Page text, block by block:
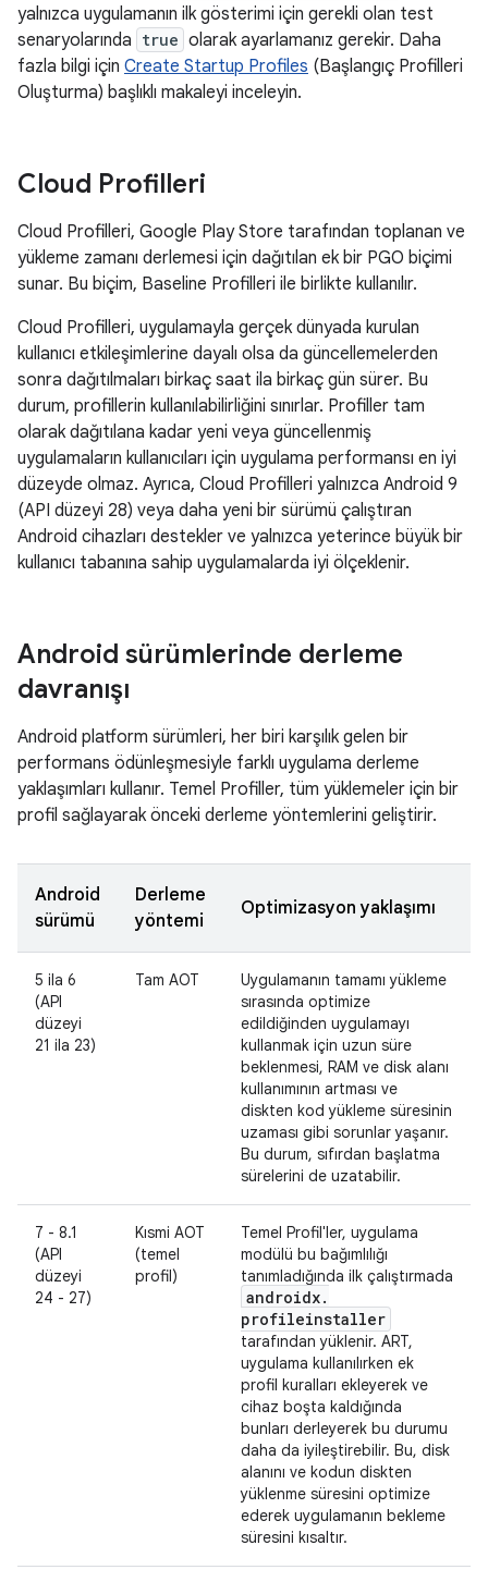
yalnızca uygulamanın ilk gösterimi için gerekli olan test
senaryolarında true olarak ayarlamanız gerekir. Daha
fazla bilgi için Create Startup Profiles (Başlangıç Profilleri
Oluşturma) başlıklı makaleyi inceleyin.
Cloud Profilleri
Cloud Profilleri, Google Play Store tarafından toplanan ve
yükleme zamanı derlemesi için dağıtılan ek bir PGO biçimi
sunar. Bu biçim, Baseline Profilleri ile birlikte kullanılır.
Cloud Profilleri, uygulamayla gerçek dünyada kurulan
kullanıcı etkileşimlerine dayalı olsa da güncellemelerden
sonra dağıtılmaları birkaç saat ila birkaç gün sürer. Bu
durum, profillerin kullanılabilirliğini sınırlar. Profiller tam
olarak dağıtılana kadar yeni veya güncellenmiş
uygulamaların kullanıcıları için uygulama performansı en iyi
düzeyde olmaz. Ayrıca, Cloud Profilleri yalnızca Android 9
(API düzeyi 28) veya daha yeni bir sürümü çalıştıran
Android cihazları destekler ve yalnızca yeterince büyük bir
kullanıcı tabanına sahip uygulamalarda iyi ölçeklenir.
Android sürümlerinde derleme
davranışı
Android platform sürümleri, her biri karşılık gelen bir
performans ödünleşmesiyle farklı uygulama derleme
yaklaşımları kullanır. Temel Profiller, tüm yüklemeler için bir
profil sağlayarak önceki derleme yöntemlerini geliştirir.
Android
sürümü
Derleme
yöntemi
Optimizasyon yaklaşımı
5 ila 6
(API
düzeyi
21 ila 23)
Tam AOT
Uygulamanın tamamı yükleme
sırasında optimize
edildiğinden uygulamayı
kullanmak için uzun süre
beklenmesi, RAM ve disk alanı
kullanımının artması ve
diskten kod yükleme süresinin
uzaması gibi sorunlar yaşanır.
Bu durum, sıfırdan başlatma
sürelerini de uzatabilir.
7 - 8.1
(API
düzeyi
24 - 27)
Kısmi AOT
(temel
profil)
Temel Profil'ler, uygulama
modülü bu bağımlılığı
tanımladığında ilk çalıştırmada
androidx.
profileinstaller
tarafından yüklenir. ART,
uygulama kullanılırken ek
profil kuralları ekleyerek ve
cihaz boşta kaldığında
bunları derleyerek bu durumu
daha da iyileştirebilir. Bu, disk
alanını ve kodun diskten
yüklenme süresini optimize
ederek uygulamanın bekleme
süresini kısaltır.